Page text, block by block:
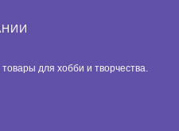
, товары для хобби и творчества.